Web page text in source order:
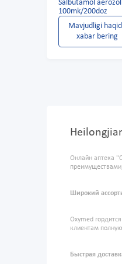
Salbutamol aerozol
100mk/200doz
Mavjudligi
xabar bering
Онлайн аптека
Широкий
Oxymed
клиентам
Быстрая